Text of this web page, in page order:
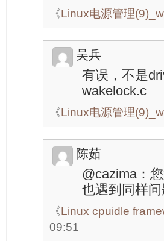
《Linux电源管理
吴兵
有误，不是
wakelock.c
《Linux电源管理
陈茹
@cazima：
也遇到同样
《Linux cpuidle
09:51